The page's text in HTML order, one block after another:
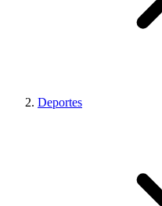
Deportes